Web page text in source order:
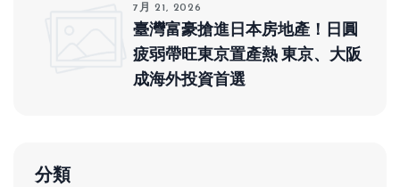
7月 21, 2026
臺灣富豪搶進日本房地產！日圓
疲弱帶旺東京置產熱 東京、大阪
成海外投資首選
分類